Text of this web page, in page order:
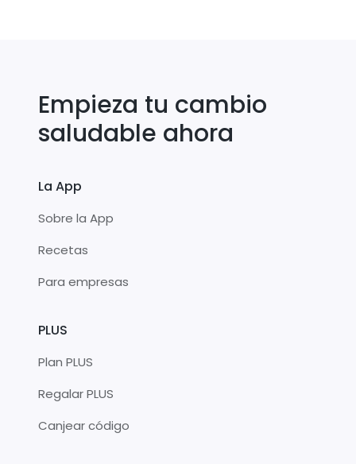
Empieza tu cambio
saludable ahora
La App
Sobre la App
Recetas
Para empresas
PLUS
Plan PLUS
Regalar PLUS
Canjear código